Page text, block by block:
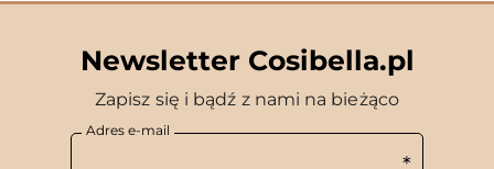
Newsletter Cosibella.pl
Zapisz się i bądź z nami na bieżąco
Adres e-mail